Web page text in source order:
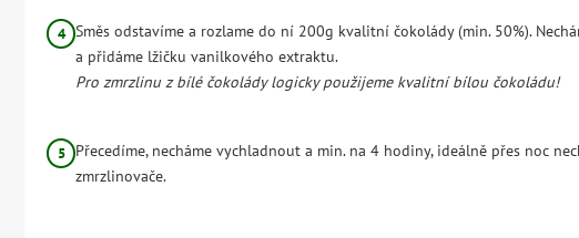
Směs odstavíme a rozlame do ní 200g kvalitní čokolády (min. 50%).
a přidáme lžičku vanilkového extraktu.
Pro zmrzlinu z bílé čokolády logicky použijeme kvalitní bílou čokoládu!
Přecedíme, necháme vychladnout a min. na 4 hodiny, ideálně přes noc
zmrzlinovače.